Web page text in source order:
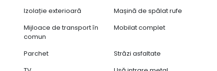
Izolație exterioară
Mașină de spălat rufe
Mijloace de transport în
comun
Mobilat complet
Parchet
Străzi asfaltate